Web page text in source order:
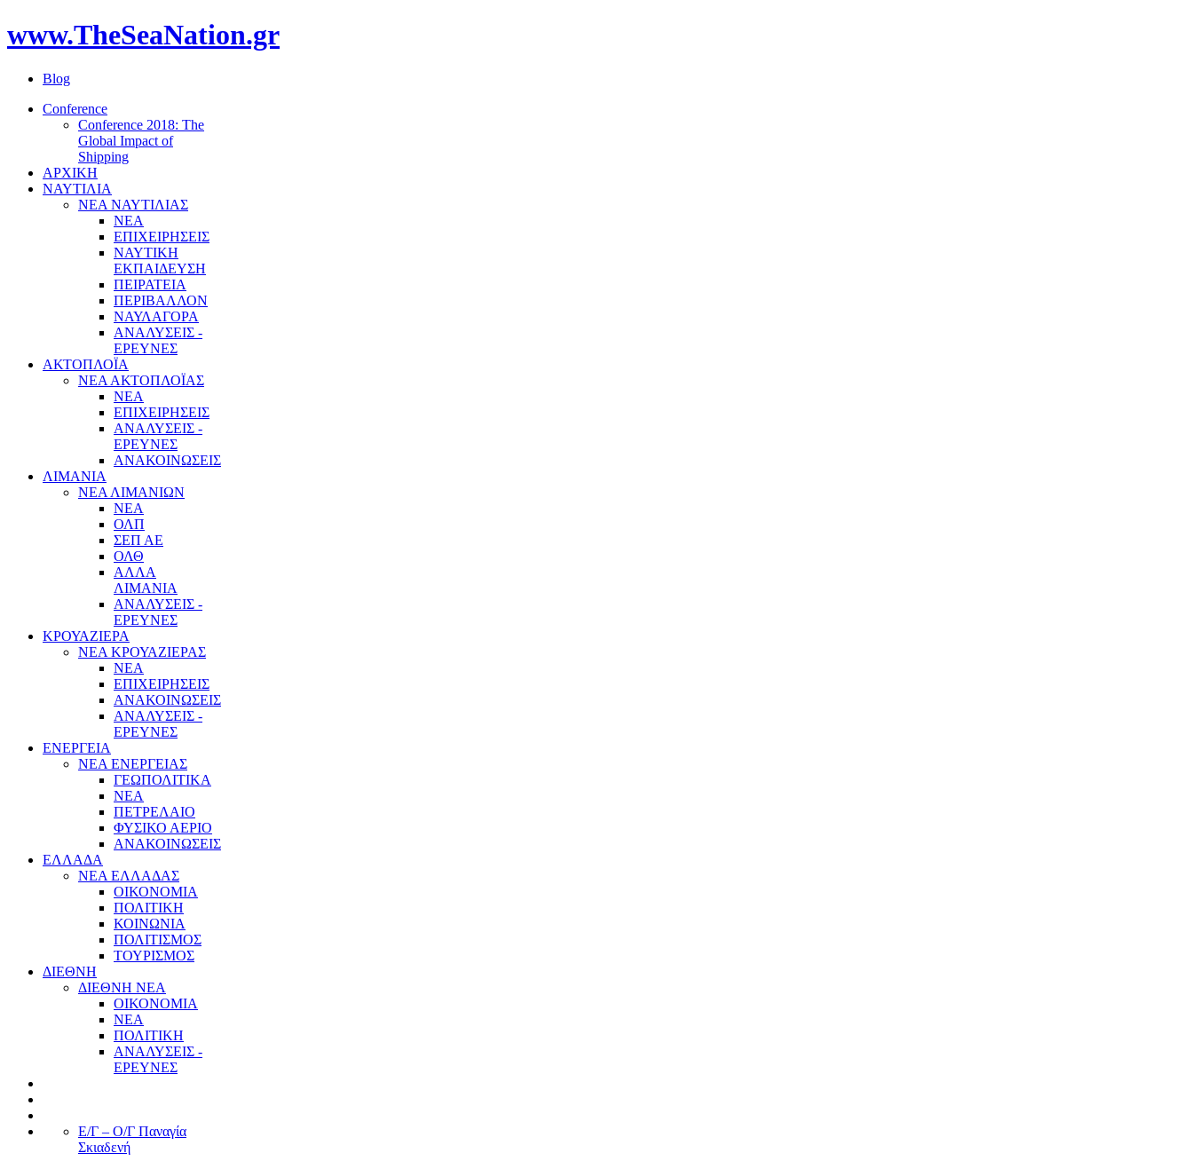
www.TheSeaNation.gr
Blog
Conference
Conference 2018: The
Global Impact of
Shipping
ΑΡΧΙΚΗ
ΝΑΥΤΙΛΙΑ
ΝΕΑ ΝΑΥΤΙΛΙΑΣ
ΝΕΑ
ΕΠΙΧΕΙΡΗΣΕΙΣ
ΝΑΥΤΙΚΗ
ΕΚΠΑΙΔΕΥΣΗ
ΠΕΙΡΑΤΕΙΑ
ΠΕΡΙΒΑΛΛΟΝ
ΝΑΥΛΑΓΟΡΑ
ΑΝΑΛΥΣΕΙΣ -
ΕΡΕΥΝΕΣ
ΑΚΤΟΠΛΟΪΑ
ΝΕΑ ΑΚΤΟΠΛΟΪΑΣ
ΝΕΑ
ΕΠΙΧΕΙΡΗΣΕΙΣ
ΑΝΑΛΥΣΕΙΣ -
ΕΡΕΥΝΕΣ
ΑΝΑΚΟΙΝΩΣΕΙΣ
ΛΙΜΑΝΙΑ
ΝΕΑ ΛΙΜΑΝΙΩΝ
ΝΕΑ
ΟΛΠ
ΣΕΠ ΑΕ
ΟΛΘ
ΑΛΛΑ
ΛΙΜΑΝΙΑ
ΑΝΑΛΥΣΕΙΣ -
ΕΡΕΥΝΕΣ
ΚΡΟΥΑΖΙΕΡΑ
ΝΕΑ ΚΡΟΥΑΖΙΕΡΑΣ
NEA
ΕΠΙΧΕΙΡΗΣΕΙΣ
ΑΝΑΚΟΙΝΩΣΕΙΣ
ΑΝΑΛΥΣΕΙΣ -
ΕΡΕΥΝΕΣ
ΕΝΕΡΓΕΙΑ
ΝΕΑ ΕΝΕΡΓΕΙΑΣ
ΓΕΩΠΟΛΙΤΙΚΑ
ΝΕΑ
ΠΕΤΡΕΛΑΙΟ
ΦΥΣΙΚΟ ΑΕΡΙΟ
ΑΝΑΚΟΙΝΩΣΕΙΣ
ΕΛΛΑΔΑ
ΝΕΑ ΕΛΛΑΔΑΣ
ΟΙΚΟΝΟΜΙΑ
ΠΟΛΙΤΙΚΗ
ΚΟΙΝΩΝΙΑ
ΠΟΛΙΤΙΣΜΟΣ
ΤΟΥΡΙΣΜΟΣ
ΔΙΕΘΝΗ
ΔΙΕΘΝΗ ΝΕΑ
ΟΙΚΟΝΟΜΙΑ
ΝΕΑ
ΠΟΛΙΤΙΚΗ
ΑΝΑΛΥΣΕΙΣ -
ΕΡΕΥΝΕΣ
Ε/Γ – Ο/Γ Παναγία
Σκιαδενή